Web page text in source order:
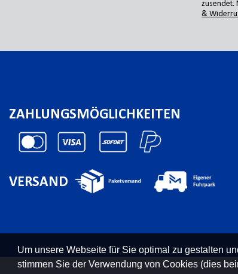
Um unsere Webseite für Sie optimal zu gestalten
stimmen Sie der Verwendung von Cookies (dies
zusendet.
&
ZAHLUNGSMÖGLICHKEITEN
VERSAND